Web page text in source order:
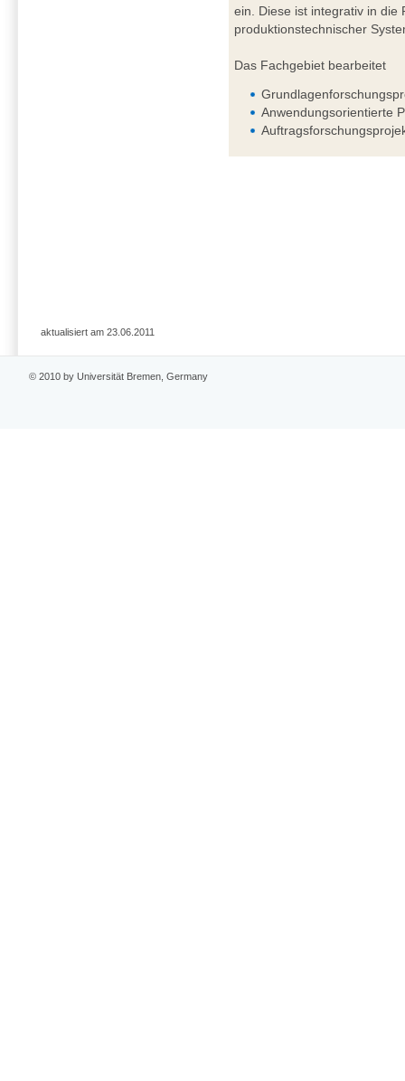
ein. Diese ist integrativ in die
produktionstechnischer
Das Fachgebiet bearbeitet
Anwendungsorientierte
aktualisiert am 23.06.2011
© 2010 by Universität Bremen, Germany